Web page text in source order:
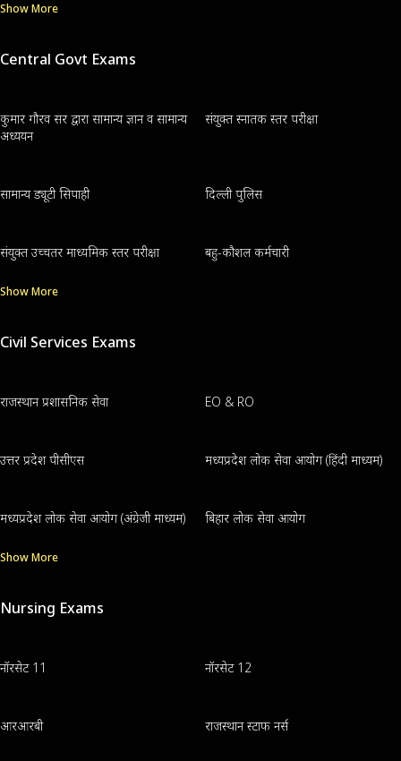
Show More
Central Govt Exams
कुमार गौरव सर द्वारा सामान्य ज्ञान व सामान्य
अध्ययन
संयुक्त स्नातक स्तर परीक्षा
सामान्य ड्यूटी सिपाही दिल्ली पुलिस
संयुक्त उच्चतर माध्यमिक स्तर परीक्षा बहु-कौशल कर्मचारी
Show More
Civil Services Exams
राजस्थान प्रशासनिक सेवा EO & RO
उत्तर प्रदेश पीसीएस मध्यप्रदेश लोक सेवा आयोग (हिंदी माध्यम)
मध्यप्रदेश लोक सेवा आयोग (अंग्रेजी माध्यम) बिहार लोक सेवा आयोग
Show More
Nursing Exams
नॉरसेट 11 नॉरसेट 12
आरआरबी राजस्थान स्टाफ नर्स